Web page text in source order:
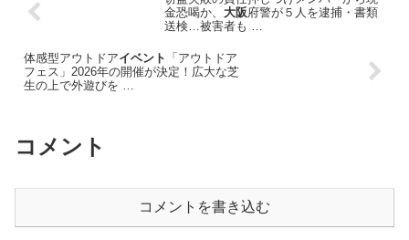
金恐喝か、 大阪府警が５人を逮捕・書類
送検…被害者も …
体感型アウトドアイベント 「アウトドア
フェス」2026年の開催が決定！広大な芝
生の上で外遊びを …
コメント
コメントを書き込む